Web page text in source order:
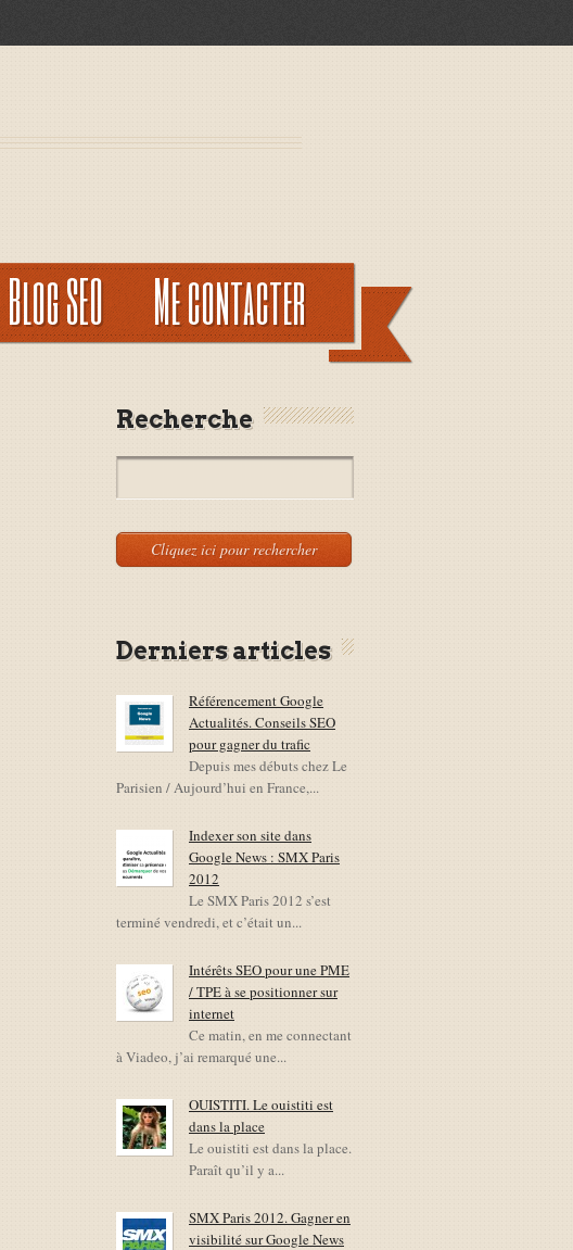
Blog SEO Me contacter
Recherche
Derniers articles
Référencement Google
Actualités. Conseils SEO
pour gagner du trafic
Depuis mes débuts chez Le
Parisien / Aujourd’hui en France,...
Indexer son site dans
Google News : SMX Paris
2012
Le SMX Paris 2012 s’est
terminé vendredi, et c’était un...
Intérêts SEO pour une PME
/ TPE à se positionner sur
internet
Ce matin, en me connectant
à Viadeo, j’ai remarqué une...
OUISTITI. Le ouistiti est
dans la place
Le ouistiti est dans la place.
Paraît qu’il y a...
SMX Paris 2012. Gagner en
visibilité sur Google News